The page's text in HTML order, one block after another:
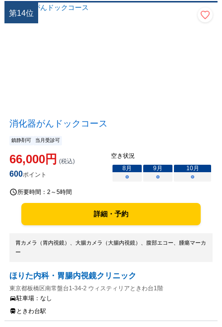
第14位
消化器がんドックコース
鎮静剤可 当月受診可
66,000円 (税込)
600ポイント
空き状況
8月 9月 10月
○
○ ○
所要時間： 2～5時間
詳細・予約
胃カメラ（胃内視鏡）、大腸カメラ（大腸内視鏡）、腹部エコー、腫瘍マーカ
ー
ほりた内科・胃腸内視鏡クリニック
東京都板橋区南常盤台1-34-2 ウィスティリアときわ台1階
駐車場： なし
ときわ台駅